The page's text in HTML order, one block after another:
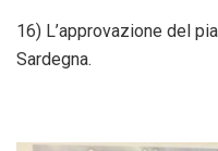
16) L’approvazione del
Sardegna.